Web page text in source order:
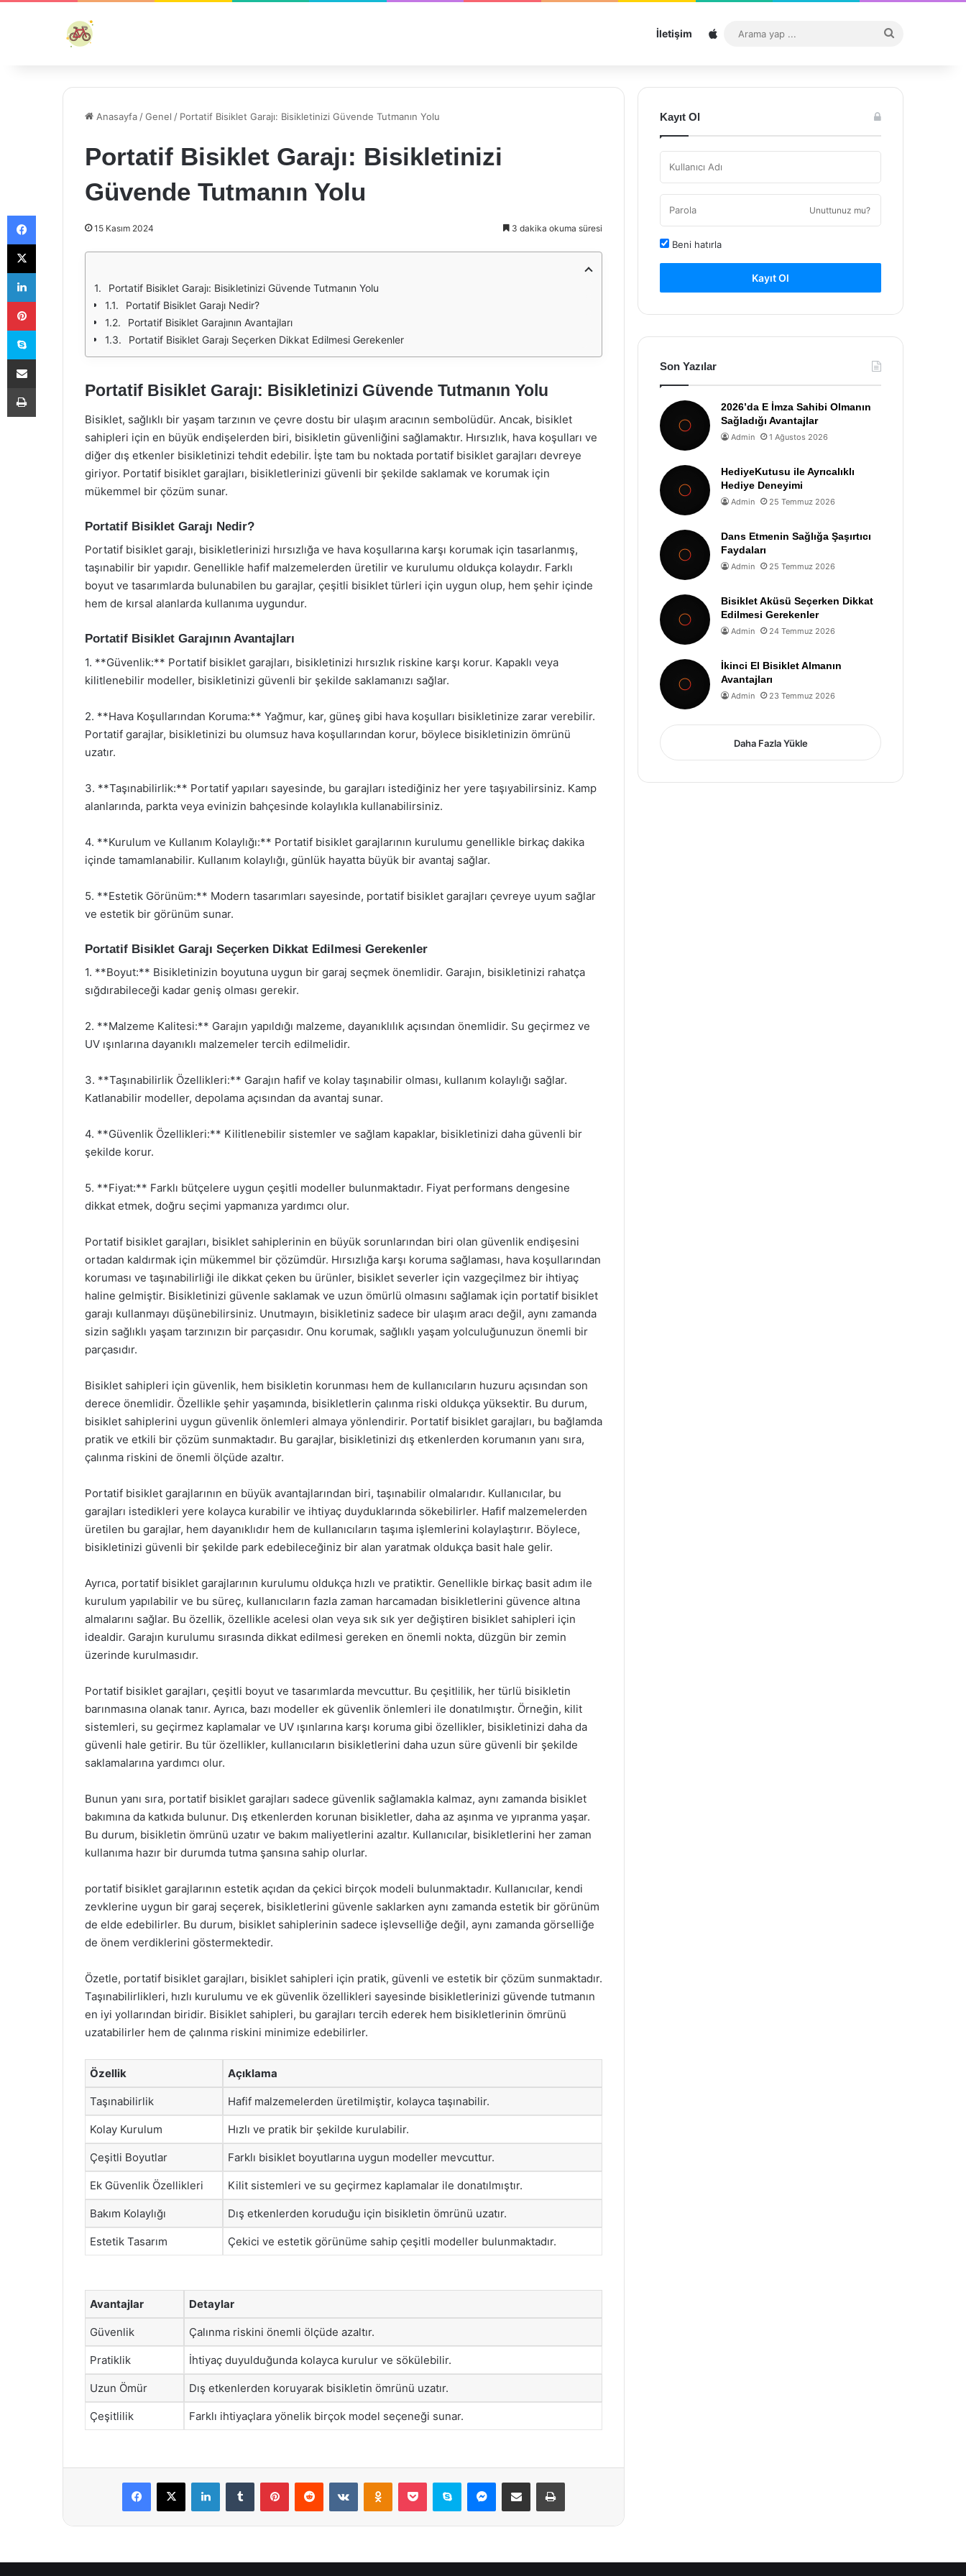
İletişim Sitemap
...
Anasayfa /Genel / Portatif Bisiklet Garajı: Bisikletinizi Güvende Tutmanın Yolu
Portatif Bisiklet Garajı: Bisikletinizi
Güvende Tutmanın Yolu
15 Kasım 2024 3 dakika okuma süresi
Portatif Bisiklet Garajı: Bisikletinizi Güvende Tutmanın Yolu
Portatif Bisiklet Garajı Nedir?
Portatif Bisiklet Garajının Avantajları
Portatif Bisiklet Garajı Seçerken Dikkat Edilmesi Gerekenler
Portatif Bisiklet Garajı: Bisikletinizi Güvende Tutmanın Yolu
Bisiklet, sağlıklı bir yaşam tarzının ve çevre dostu bir ulaşım aracının sembolüdür. Ancak, bisiklet
sahipleri için en büyük endişelerden biri, bisikletin güvenliğini sağlamaktır. Hırsızlık, hava koşulları ve
diğer dış etkenler bisikletinizi tehdit edebilir. İşte tam bu noktada portatif bisiklet garajları devreye
giriyor. Portatif bisiklet garajları, bisikletlerinizi güvenli bir şekilde saklamak ve korumak için
mükemmel bir çözüm sunar.
Portatif Bisiklet Garajı Nedir?
Portatif bisiklet garajı, bisikletlerinizi hırsızlığa ve hava koşullarına karşı korumak için tasarlanmış,
taşınabilir bir yapıdır. Genellikle hafif malzemelerden üretilir ve kurulumu oldukça kolaydır. Farklı
boyut ve tasarımlarda bulunabilen bu garajlar, çeşitli bisiklet türleri için uygun olup, hem şehir içinde
hem de kırsal alanlarda kullanıma uygundur.
Portatif Bisiklet Garajının Avantajları
1. **Güvenlik:** Portatif bisiklet garajları, bisikletinizi hırsızlık riskine karşı korur. Kapaklı veya
kilitlenebilir modeller, bisikletinizi güvenli bir şekilde saklamanızı sağlar.
2. **Hava Koşullarından Koruma:** Yağmur, kar, güneş gibi hava koşulları bisikletinize zarar verebilir.
Portatif garajlar, bisikletinizi bu olumsuz hava koşullarından korur, böylece bisikletinizin ömrünü
uzatır.
3. **Taşınabilirlik:** Portatif yapıları sayesinde, bu garajları istediğiniz her yere taşıyabilirsiniz. Kamp
alanlarında, parkta veya evinizin bahçesinde kolaylıkla kullanabilirsiniz.
4. **Kurulum ve Kullanım Kolaylığı:** Portatif bisiklet garajlarının kurulumu genellikle birkaç dakika
içinde tamamlanabilir. Kullanım kolaylığı, günlük hayatta büyük bir avantaj sağlar.
5. **Estetik Görünüm:** Modern tasarımları sayesinde, portatif bisiklet garajları çevreye uyum sağlar
ve estetik bir görünüm sunar.
Portatif Bisiklet Garajı Seçerken Dikkat Edilmesi Gerekenler
1. **Boyut:** Bisikletinizin boyutuna uygun bir garaj seçmek önemlidir. Garajın, bisikletinizi rahatça
sığdırabileceği kadar geniş olması gerekir.
2. **Malzeme Kalitesi:** Garajın yapıldığı malzeme, dayanıklılık açısından önemlidir. Su geçirmez ve
UV ışınlarına dayanıklı malzemeler tercih edilmelidir.
3. **Taşınabilirlik Özellikleri:** Garajın hafif ve kolay taşınabilir olması, kullanım kolaylığı sağlar.
Katlanabilir modeller, depolama açısından da avantaj sunar.
4. **Güvenlik Özellikleri:** Kilitlenebilir sistemler ve sağlam kapaklar, bisikletinizi daha güvenli bir
şekilde korur.
5. **Fiyat:** Farklı bütçelere uygun çeşitli modeller bulunmaktadır. Fiyat performans dengesine
dikkat etmek, doğru seçimi yapmanıza yardımcı olur.
Portatif bisiklet garajları, bisiklet sahiplerinin en büyük sorunlarından biri olan güvenlik endişesini
ortadan kaldırmak için mükemmel bir çözümdür. Hırsızlığa karşı koruma sağlaması, hava koşullarından
koruması ve taşınabilirliği ile dikkat çeken bu ürünler, bisiklet severler için vazgeçilmez bir ihtiyaç
haline gelmiştir. Bisikletinizi güvenle saklamak ve uzun ömürlü olmasını sağlamak için portatif bisiklet
garajı kullanmayı düşünebilirsiniz. Unutmayın, bisikletiniz sadece bir ulaşım aracı değil, aynı zamanda
sizin sağlıklı yaşam tarzınızın bir parçasıdır. Onu korumak, sağlıklı yaşam yolculuğunuzun önemli bir
parçasıdır.
Bisiklet sahipleri için güvenlik, hem bisikletin korunması hem de kullanıcıların huzuru açısından son
derece önemlidir. Özellikle şehir yaşamında, bisikletlerin çalınma riski oldukça yüksektir. Bu durum,
bisiklet sahiplerini uygun güvenlik önlemleri almaya yönlendirir. Portatif bisiklet garajları, bu bağlamda
pratik ve etkili bir çözüm sunmaktadır. Bu garajlar, bisikletinizi dış etkenlerden korumanın yanı sıra,
çalınma riskini de önemli ölçüde azaltır.
Portatif bisiklet garajlarının en büyük avantajlarından biri, taşınabilir olmalarıdır. Kullanıcılar, bu
garajları istedikleri yere kolayca kurabilir ve ihtiyaç duyduklarında sökebilirler. Hafif malzemelerden
üretilen bu garajlar, hem dayanıklıdır hem de kullanıcıların taşıma işlemlerini kolaylaştırır. Böylece,
bisikletinizi güvenli bir şekilde park edebileceğiniz bir alan yaratmak oldukça basit hale gelir.
Ayrıca, portatif bisiklet garajlarının kurulumu oldukça hızlı ve pratiktir. Genellikle birkaç basit adım ile
kurulum yapılabilir ve bu süreç, kullanıcıların fazla zaman harcamadan bisikletlerini güvence altına
almalarını sağlar. Bu özellik, özellikle acelesi olan veya sık sık yer değiştiren bisiklet sahipleri için
idealdir. Garajın kurulumu sırasında dikkat edilmesi gereken en önemli nokta, düzgün bir zemin
üzerinde kurulmasıdır.
Portatif bisiklet garajları, çeşitli boyut ve tasarımlarda mevcuttur. Bu çeşitlilik, her türlü bisikletin
barınmasına olanak tanır. Ayrıca, bazı modeller ek güvenlik önlemleri ile donatılmıştır. Örneğin, kilit
sistemleri, su geçirmez kaplamalar ve UV ışınlarına karşı koruma gibi özellikler, bisikletinizi daha da
güvenli hale getirir. Bu tür özellikler, kullanıcıların bisikletlerini daha uzun süre güvenli bir şekilde
saklamalarına yardımcı olur.
Bunun yanı sıra, portatif bisiklet garajları sadece güvenlik sağlamakla kalmaz, aynı zamanda bisiklet
bakımına da katkıda bulunur. Dış etkenlerden korunan bisikletler, daha az aşınma ve yıpranma yaşar.
Bu durum, bisikletin ömrünü uzatır ve bakım maliyetlerini azaltır. Kullanıcılar, bisikletlerini her zaman
kullanıma hazır bir durumda tutma şansına sahip olurlar.
portatif bisiklet garajlarının estetik açıdan da çekici birçok modeli bulunmaktadır. Kullanıcılar, kendi
zevklerine uygun bir garaj seçerek, bisikletlerini güvenle saklarken aynı zamanda estetik bir görünüm
de elde edebilirler. Bu durum, bisiklet sahiplerinin sadece işlevselliğe değil, aynı zamanda görselliğe
de önem verdiklerini göstermektedir.
Özetle, portatif bisiklet garajları, bisiklet sahipleri için pratik, güvenli ve estetik bir çözüm sunmaktadır.
Taşınabilirlikleri, hızlı kurulumu ve ek güvenlik özellikleri sayesinde bisikletlerinizi güvende tutmanın
en iyi yollarından biridir. Bisiklet sahipleri, bu garajları tercih ederek hem bisikletlerinin ömrünü
uzatabilirler hem de çalınma riskini minimize edebilirler.
Özellik Açıklama
Taşınabilirlik Hafif malzemelerden üretilmiştir, kolayca taşınabilir.
Kolay Kurulum Hızlı ve pratik bir şekilde kurulabilir.
Çeşitli Boyutlar Farklı bisiklet boyutlarına uygun modeller mevcuttur.
Ek Güvenlik Özellikleri Kilit sistemleri ve su geçirmez kaplamalar ile donatılmıştır.
Bakım Kolaylığı Dış etkenlerden koruduğu için bisikletin ömrünü uzatır.
Estetik Tasarım Çekici ve estetik görünüme sahip çeşitli modeller bulunmaktadır.
Avantajlar Detaylar
Güvenlik Çalınma riskini önemli ölçüde azaltır.
Pratiklik İhtiyaç duyulduğunda kolayca kurulur ve sökülebilir.
Uzun Ömür Dış etkenlerden koruyarak bisikletin ömrünü uzatır.
Çeşitlilik Farklı ihtiyaçlara yönelik birçok model seçeneği sunar.
Facebook
X LinkedInTumblr PinterestReddit VKontakteOdnoklassniki
Pocket Skype Messenger
E-Posta ile paylaş Yazdır
Kayıt Ol
Unuttunuz mu?
Beni hatırla
Kayıt Ol
Son Yazılar
2026’da E İmza Sahibi Olmanın
Sağladığı Avantajlar
Admin 1 Ağustos 2026
HediyeKutusu ile Ayrıcalıklı
Hediye Deneyimi
Admin 25 Temmuz 2026
Dans Etmenin Sağlığa Şaşırtıcı
Faydaları
Admin 25 Temmuz 2026
Bisiklet Aküsü Seçerken Dikkat
Edilmesi Gerekenler
Admin 24 Temmuz 2026
İkinci El Bisiklet Almanın
Avantajları
Admin 23 Temmuz 2026
Daha Fazla Yükle
Facebook
X
LinkedIn
Pinterest
Skype
E-Posta ile paylaş